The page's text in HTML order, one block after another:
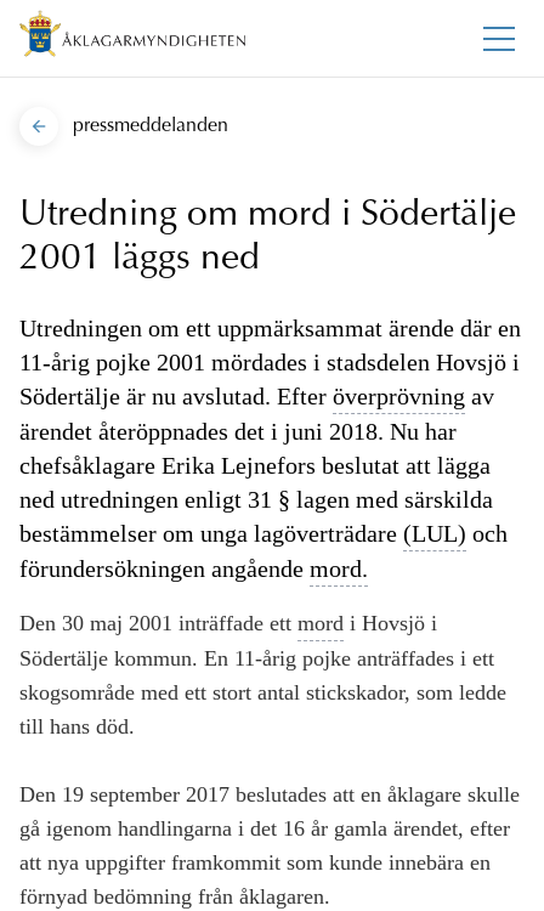
pressmeddelanden
Utredning om mord i Södertälje
2001 läggs ned
Utredningen om ett uppmärksammat ärende där en
11-årig pojke 2001 mördades i stadsdelen Hovsjö i
Södertälje är nu avslutad. Efter överprövning av
ärendet återöppnades det i juni 2018. Nu har
chefsåklagare Erika Lejnefors beslutat att lägga
ned utredningen enligt 31 § lagen med särskilda
bestämmelser om unga lagöverträdare (LUL) och
förundersökningen angående mord.
Den 30 maj 2001 inträffade ett mord i Hovsjö i
Södertälje kommun. En 11-årig pojke anträffades i ett
skogsområde med ett stort antal stickskador, som ledde
till hans död.
Den 19 september 2017 beslutades att en åklagare skulle
gå igenom handlingarna i det 16 år gamla ärendet, efter
att nya uppgifter framkommit som kunde innebära en
förnyad bedömning från åklagaren.